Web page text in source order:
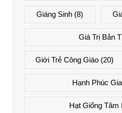
Giáng Sinh (8)
Giá Trị Bản
Giới Trẻ Công Giáo(20)
Hạnh Phúc
Hạt Giống Tâm